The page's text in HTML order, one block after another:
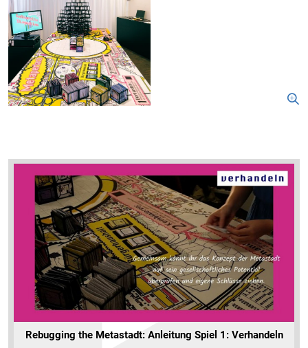
Rebugging the Metastadt: Anleitung Spiel 1: Verhandeln